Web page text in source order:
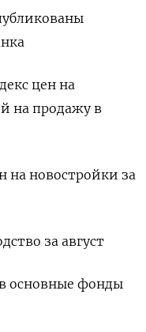
цен на
на продажу в
на новостройки за
за август
основные фонды